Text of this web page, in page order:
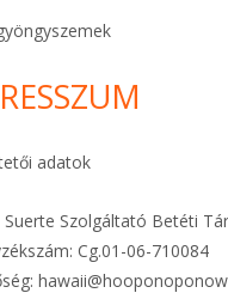
adatok
Suerte Szolgáltató Betéti
Cg.01-06-710084